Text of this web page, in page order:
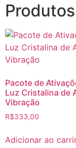
Pacote de
Luz Cristalina de
Vibração
R$333,00
Adicionar ao